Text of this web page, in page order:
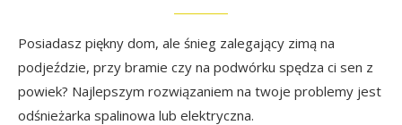
Posiadasz piękny dom, ale śnieg zalegający zimą na
podjeździe, przy bramie czy na podwórku spędza ci sen z
powiek? Najlepszym rozwiązaniem na twoje problemy jest
odśnieżarka spalinowa lub elektryczna.